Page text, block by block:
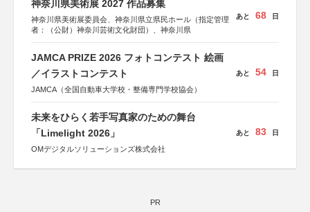
神奈川県美術展 2027 作品募集
神奈川県美術展委員会、神奈川県立県民ホール（指定管理
者：（公財）神奈川芸術文化財団）、神奈川県
あと 68 日
JAMCA PRIZE 2026 フォトコンテスト 絵画
／イラストコンテスト
JAMCA（全国自動車大学校・整備専門学校協会）
あと 54 日
未来をひらく若手写真家のための舞台
「Limelight 2026」
OMデジタルソリューションズ株式会社
あと 83 日
PR